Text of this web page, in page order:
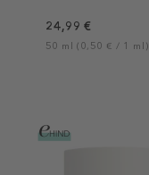
24,99 €
50 ml (0,50 € / 1 ml)